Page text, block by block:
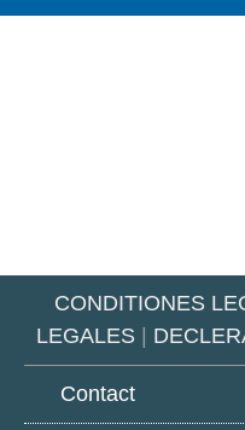
CONDITIONES
LEGALES|
Contact